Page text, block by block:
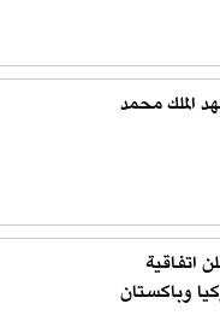
الملك محمد
اتفاقية
وباكستان